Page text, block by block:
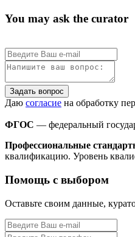
You may ask the curator
Задать вопрос
Даю согласие на обработку
ФГОС — федеральный
Профессиональные
квалификацию. Уровень
Помощь с выбором
Оставьте своим данные,